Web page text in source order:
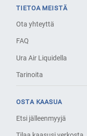
TIETOA MEISTÄ
Ota yhteyttä
FAQ
Ura Air Liquidella
Tarinoita
OSTA KAASUA
Etsi jälleenmyyjä